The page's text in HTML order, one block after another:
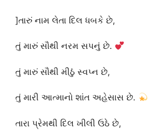
]તારું નામ લેતા દિલ ધબકે છે,
તું મારું સૌથી નરમ સપનું છે.
તું મારું સૌથી મીઠું સ્વપ્ન છે,
તું મારી આત્માનો શાંત અહેસાસ છે.
તારા પ્રેમથી દિલ ખીલી ઉઠે છે,